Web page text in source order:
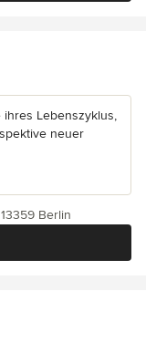
ihres Lebenszyklus,
neuer
Berlin